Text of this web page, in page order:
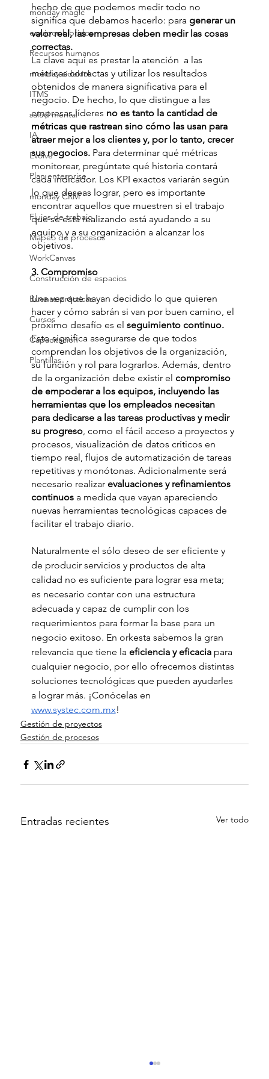
monday magic
equipos hibridos
Recursos humanos
monday sidekick
ITMS
salud mental
IA
Evolve
Plan enterprise
monday CRM
Flujos de trabajo
Mapeo de procesos
WorkCanvas
Construcción de espacios
Buenas prácticas
Cursos
Capacitación
Plantillas
hecho de que podemos medir todo no
significa que debamos hacerlo: para generar un
valor real, las empresas deben medir las cosas
correctas.
La clave aquí es prestar la atención  a las
métricas correctas y utilizar los resultados
obtenidos de manera significativa para el
negocio. De hecho, lo que distingue a las
empresas líderes no es tanto la cantidad de
métricas que rastrean sino cómo las usan para
atraer mejor a los clientes y, por lo tanto, crecer
sus negocios. Para determinar qué métricas
monitorear, pregúntate qué historia contará
cada indicador. Los KPI exactos variarán según
lo que deseas lograr, pero es importante
encontrar aquellos que muestren si el trabajo
que se está realizando está ayudando a su
equipo y a su organización a alcanzar los
objetivos.
3. Compromiso
Una vez que hayan decidido lo que quieren
hacer y cómo sabrán si van por buen camino, el
próximo desafío es el seguimiento continuo.
Esto significa asegurarse de que todos
comprendan los objetivos de la organización,
su función y rol para lograrlos. Además, dentro
de la organización debe existir el compromiso
de empoderar a los equipos, incluyendo las
herramientas que los empleados necesitan
para dedicarse a las tareas productivas y medir
su progreso, como el fácil acceso a proyectos y
procesos, visualización de datos críticos en
tiempo real, flujos de automatización de tareas
repetitivas y monótonas. Adicionalmente será
necesario realizar evaluaciones y refinamientos
continuos a medida que vayan apareciendo
nuevas herramientas tecnológicas capaces de
facilitar el trabajo diario.
Naturalmente el sólo deseo de ser eficiente y
de producir servicios y productos de alta
calidad no es suficiente para lograr esa meta;
es necesario contar con una estructura
adecuada y capaz de cumplir con los
requerimientos para formar la base para un
negocio exitoso. En orkesta sabemos la gran
relevancia que tiene la eficiencia y eficacia para
cualquier negocio, por ello ofrecemos distintas
soluciones tecnológicas que pueden ayudarles
a lograr más. ¡Conócelas en
www.systec.com.mx!
Gestión de proyectos
Gestión de procesos
Entradas recientes Ver todo